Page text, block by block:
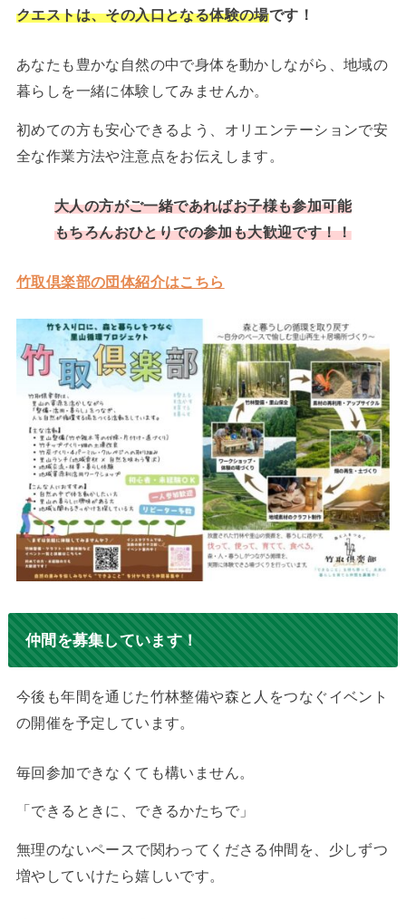
クエストは、その入口となる体験の場です！
あなたも豊かな自然の中で身体を動かしながら、地域の
暮らしを一緒に体験してみませんか。
初めての方も安心できるよう、オリエンテーションで安
全な作業方法や注意点をお伝えします。
大人の方がご一緒であればお子様も参加可能
もちろんおひとりでの参加も大歓迎です！！
竹取倶楽部の団体紹介はこちら
仲間を募集しています！
今後も年間を通じた竹林整備や森と人をつなぐイベント
の開催を予定しています。
毎回参加できなくても構いません。
「できるときに、できるかたちで」
無理のないペースで関わってくださる仲間を、少しずつ
増やしていけたら嬉しいです。